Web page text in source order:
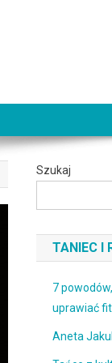
Szukaj
TANIEC I
7
uprawiać
Aneta